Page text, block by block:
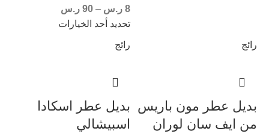
8 ر.س –
90 ر.س
تحديد أحد الخيارات
رائج
بديل عطر مون باريس
من ايف سان لوران
رائج
بديل عطر اسكادا
اسبيشالي